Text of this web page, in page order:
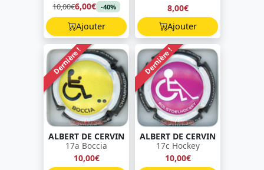
10,00€6,00€ -40%
Ajouter
8,00€
Ajouter
Dernière !
ALBERT DE CERVIN
17a Boccia
10,00€
Dernière !
ALBERT DE CERVIN
17c Hockey
10,00€